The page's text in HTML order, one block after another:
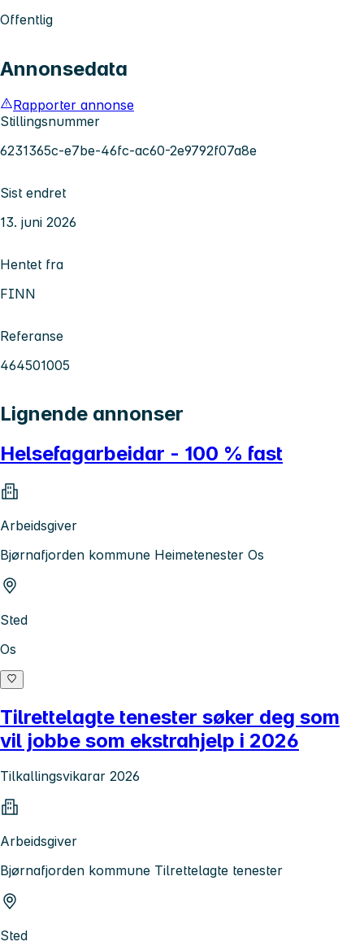
Offentlig
Annonsedata
Rapporter annonse
Stillingsnummer
6231365c-e7be-46fc-ac60-2e9792f07a8e
Sist endret
13. juni 2026
Hentet fra
FINN
Referanse
464501005
Lignende annonser
Helsefagarbeidar - 100 % fast
Arbeidsgiver
Bjørnafjorden kommune Heimetenester Os
Sted
Os
Tilrettelagte tenester søker deg som
vil jobbe som ekstrahjelp i 2026
Tilkallingsvikarar 2026
Arbeidsgiver
Bjørnafjorden kommune Tilrettelagte tenester
Sted